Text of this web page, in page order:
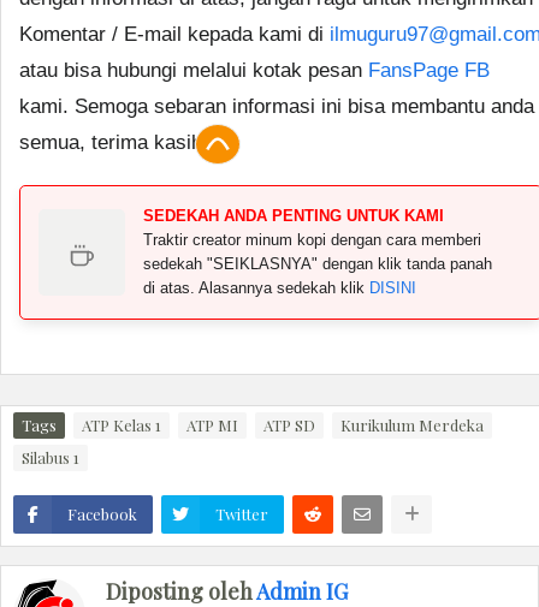
Komentar / E-mail kepada kami di
atau bisa hubungi melalui kotak pesan FansPage FB
kami. Semoga sebaran informasi ini bisa membantu anda
semua, terima kasih.
SEDEKAH ANDA PENTING UNTUK KAMI
Traktir creator minum kopi dengan cara memberi
sedekah "SEIKLASNYA" dengan klik tanda panah
di atas. Alasannya sedekah klik DISINI
Tags ATP Kelas 1 ATP MI ATP SD
Kurikulum Merdeka
Silabus 1
Facebook Twitter
Diposting olehAdmin IG